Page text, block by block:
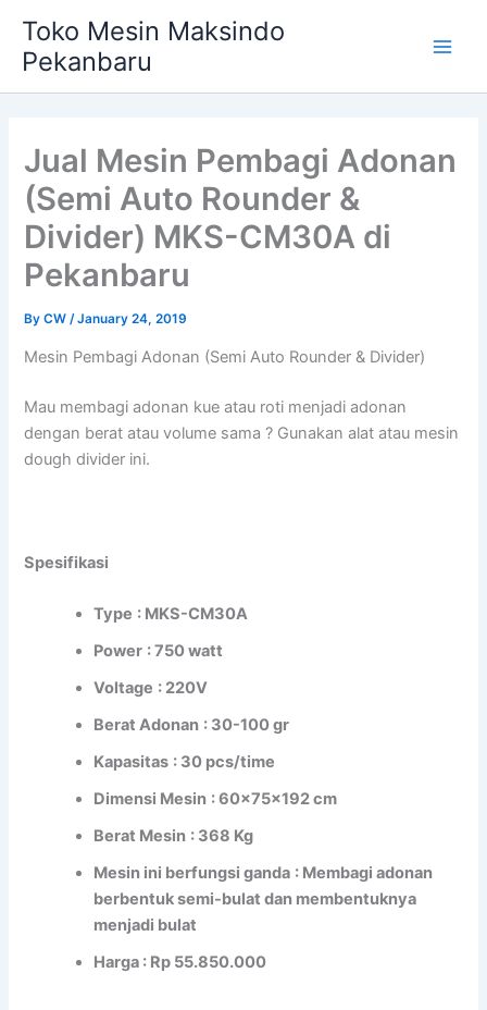
content
Toko Mesin Maksindo
Pekanbaru
Jual Mesin Pembagi Adonan
(Semi Auto Rounder &
Divider) MKS-CM30A di
Pekanbaru
ByCW/January 24, 2019
Mesin Pembagi Adonan (Semi Auto Rounder & Divider)
Mau membagi adonan kue atau roti menjadi adonan
dengan berat atau volume sama ? Gunakan alat atau mesin
dough divider ini.
Spesifikasi
Type : MKS-CM30A
Power : 750 watt
Voltage : 220V
Berat Adonan : 30-100 gr
Kapasitas : 30 pcs/time
Dimensi Mesin : 60x75x192 cm
Berat Mesin : 368 Kg
Mesin ini berfungsi ganda : Membagi adonan
berbentuk semi-bulat dan membentuknya
menjadi bulat
Harga : Rp 55.850.000